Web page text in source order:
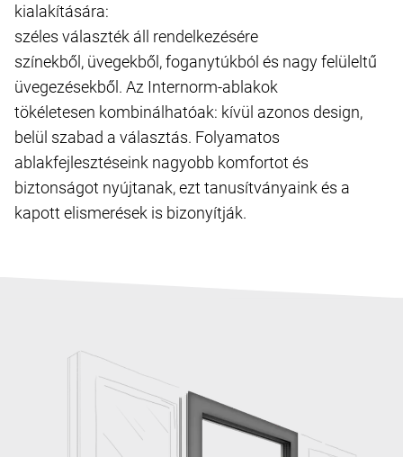
kialakítására:
széles választék áll rendelkezésére
színekből, üvegekből, foganytúkból és nagy felüleltű
üvegezésekből. Az Internorm-ablakok
tökéletesen kombinálhatóak: kívül azonos design,
belül szabad a választás. Folyamatos
ablakfejlesztéseink nagyobb komfortot és
biztonságot nyújtanak, ezt tanusítványaink és a
kapott elismerések is bizonyítják.